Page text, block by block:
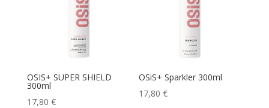
OSIS+ SUPER SHIELD
300ml
17,80 €
OSiS+ Sparkler 300ml
17,80€